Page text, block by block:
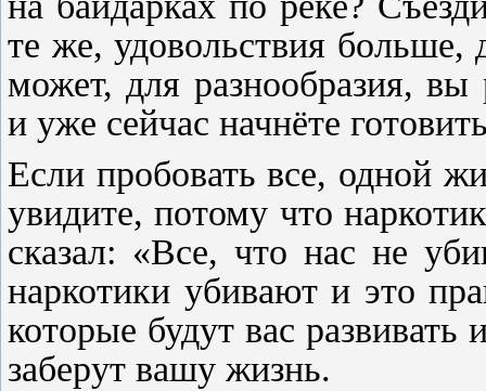
те же, удовольствия больше,
может, для разнообразия,
и уже сейчас начнёте
Если пробовать все, одной
увидите, потому что
сказал: «Все, что нас не
наркотики убивают и это
которые будут вас
заберут вашу жизнь.